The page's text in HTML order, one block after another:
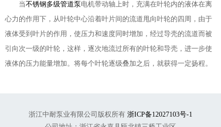
当不锈钢多级管道泵 电机带动轴上时，充满在叶轮内的液体在离
心力的作用下，从叶轮中心沿着叶片间的流道甩向叶轮的四周，由于
液体受到叶片的作用，使压力和速度同时增加，经过导壳的流道而被
引向次一级的叶轮，这样，逐次地流过所有的叶轮和导壳，进一步使
液体的压力能量增加。将每个叶轮逐级叠加之后，就获得一定扬程。
浙江中耐泵业有限公司版权所有 浙ICP备12027103号-1